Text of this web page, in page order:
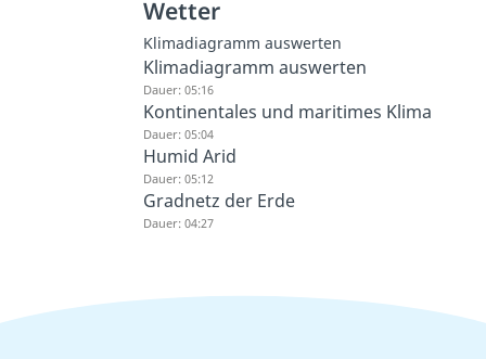
Wetter
Klimadiagramm auswerten
Klimadiagramm auswerten
Dauer: 05:16
Kontinentales und maritimes Klima
Dauer: 05:04
Humid Arid
Dauer: 05:12
Gradnetz der Erde
Dauer: 04:27